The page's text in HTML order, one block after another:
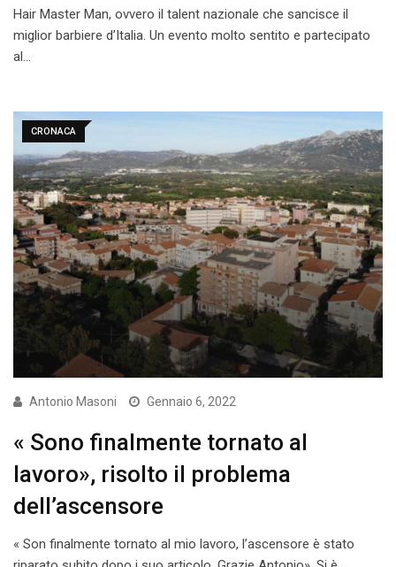
Hair Master Man, ovvero il talent nazionale che sancisce il
miglior barbiere d’Italia. Un evento molto sentito e partecipato
al…
CRONACA
Antonio Masoni Gennaio 6, 2022
« Sono finalmente tornato al
lavoro», risolto il problema
dell’ascensore
« Son finalmente tornato al mio lavoro, l’ascensore è stato